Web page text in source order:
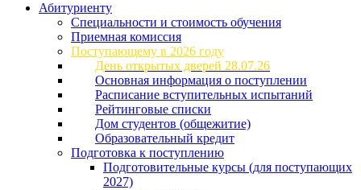
Абитуриенту
Специальности и стоимость обучения
Приемная комиссия
Поступающему в 2026 году
День открытых дверей 28.07.26
Основная информация о поступлении
Расписание вступительных испытаний
Рейтинговые списки
Дом студентов (общежитие)
Образовательный кредит
Подготовка к поступлению
Подготовительные курсы (для поступающих
2027)